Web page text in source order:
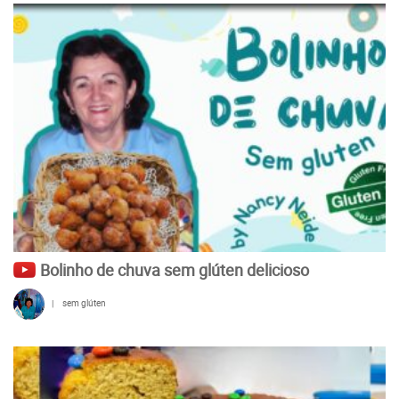
Bolinho de chuva sem glúten delicioso
| sem glúten